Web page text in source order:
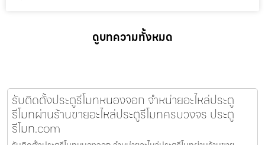
ดูบทความทั้งหมด
รับติดตั้งประตูรีโมทหนองจอก จำหน่ายอะไหล่ประตู
รีโมทผ่านร้านขายอะไหล่ประตูรีโมทครบวงจร ประตู
รีโมท.com